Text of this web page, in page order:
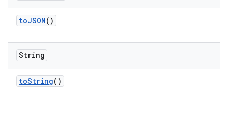
toJSON()
String
toString()